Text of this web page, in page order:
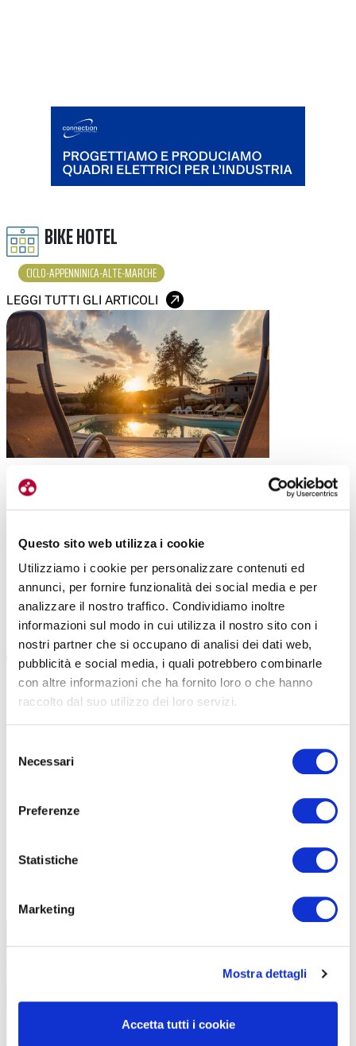
Questo sito web utilizza i cookie
Utilizziamo i cookie per personalizzare contenuti ed
annunci, per fornire funzionalità dei social media e per
analizzare il nostro traffico. Condividiamo inoltre
informazioni sul modo in cui utilizza il nostro sito con i
nostri partner che si occupano di analisi dei dati web,
pubblicità e social media, i quali potrebbero combinarle
con altre informazioni che ha fornito loro o che hanno
raccolto dal suo utilizzo dei loro servizi.
delNecessari
Preferenze
Statistiche
Marketing
Mostra dettagli
Accetta tutti i cookie
BIKE HOTEL
CICLO-APPENNINICA-ALTE-MARCHE
LEGGI TUTTI GLI ARTICOLI
CA’ VIRGINIA: UN PO’ CAMPO BASE, UN PO’
Dopo aver esplorato la Ciclo Appenninica Alte Marche e il
Tour dei campioni, ecco il perfetto campo base. Ca’ Virginia,
luogo di incontro di rotte e gusto […]
#GIACOMO ROSSI #MASSANO #TOUR DEI CAMPIONI
#CICLO APPENNINICA ALTE MARCHE #CA' VIRGINIA